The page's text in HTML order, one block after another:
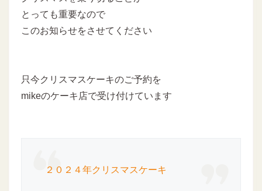
とっても重要なので
このお知らせをさせてください
只今クリスマスケーキのご予約を
mikeのケーキ店で受け付けています
２０２４年クリスマスケーキ